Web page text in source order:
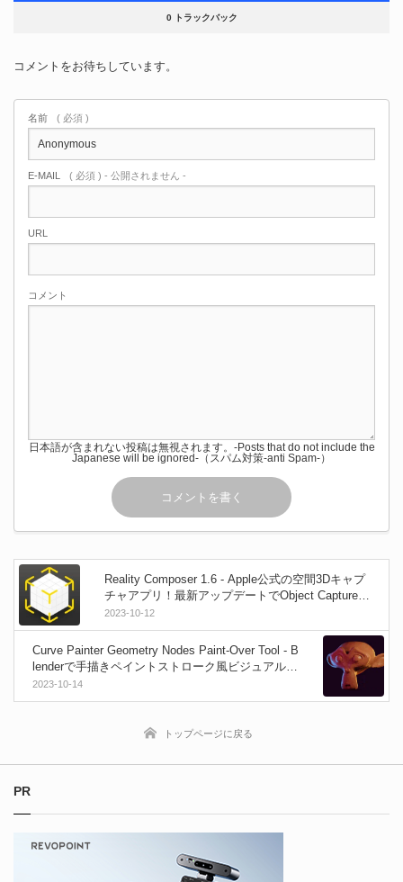
0 トラックバック
コメントをお待ちしています。
名前 ( 必須 )
E-MAIL ( 必須 ) - 公開されません -
URL
コメント
日本語が含まれない投稿は無視されます。-Posts that do not include the
Japanese will be ignored-（スパム対策-anti Spam-）
Reality Composer 1.6 - Apple公式の空間3Dキャプ
チャアプリ！最新アップデートでObject Captureに
対応！
2023-10-12
Curve Painter Geometry Nodes Paint-Over Tool - B
lenderで手描きペイントストローク風ビジュアルを
実現出来るGeometry Nodesとチュートリアル動画
が無料公開！
2023-10-14
トップページに戻る
PR